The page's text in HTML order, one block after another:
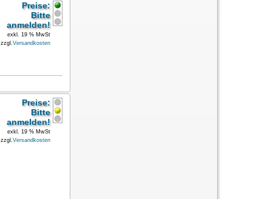
Preise:
Bitte
anmelden!
exkl. 19 % MwSt
zzgl.Versandkosten
Preise:
Bitte
anmelden!
exkl. 19 % MwSt
zzgl.Versandkosten